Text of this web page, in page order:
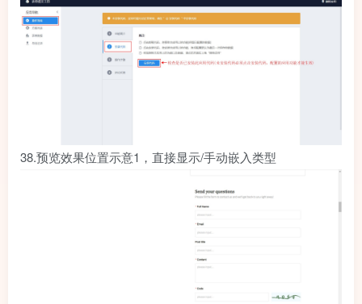
38.预览效果位置示意1，直接显示/手动嵌入类型